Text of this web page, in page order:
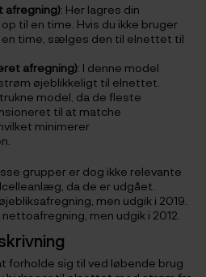
afregning): Her lagres din
til en time. Hvis du ikke bruger
time, sælges den til elnettet til
afregning): I denne model
øjeblikkeligt til elnettet.
model, da de fleste
til at matche
minimerer
grupper er dog ikke relevante
da de er udgået.
men udgik i 2019.
men udgik i 2012.
forholde sig til ved løbende brug